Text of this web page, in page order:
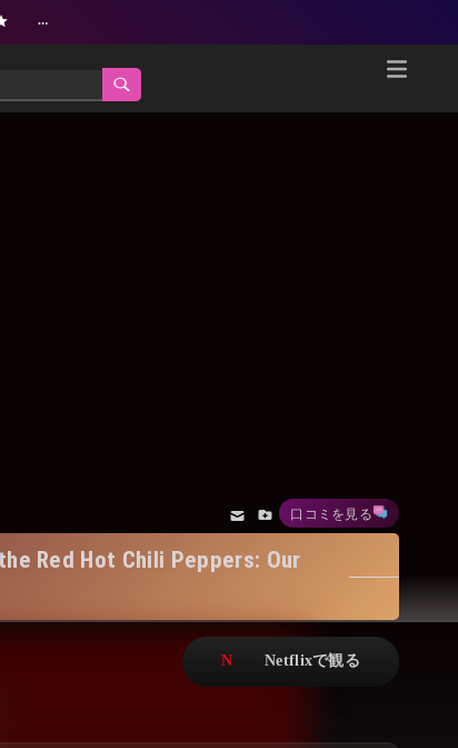
…
Netflix新着作品
アジア映画
Netflixオリジナル作品
リアリティ
Netflix Video
口コミを見る
Red Hot Chili Peppers: Our